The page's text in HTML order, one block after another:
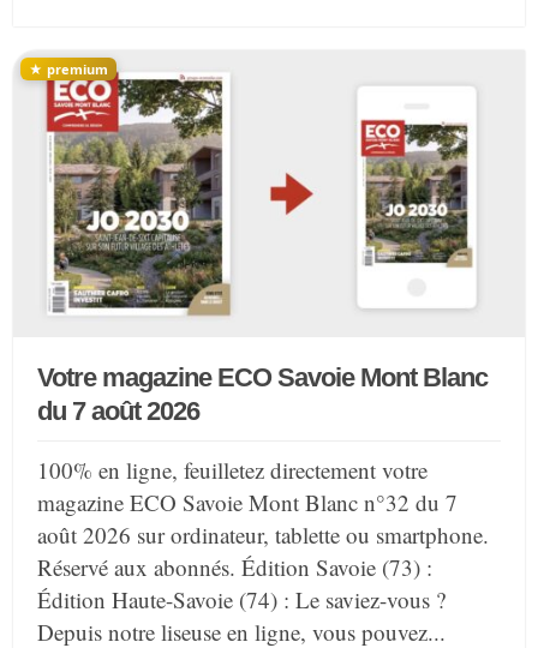
Votre magazine ECO Savoie Mont Blanc
du 7 août 2026
100% en ligne, feuilletez directement votre
magazine ECO Savoie Mont Blanc n°32 du 7
août 2026 sur ordinateur, tablette ou smartphone.
Réservé aux abonnés. Édition Savoie (73) :
Édition Haute-Savoie (74) : Le saviez-vous ?
Depuis notre liseuse en ligne, vous pouvez...